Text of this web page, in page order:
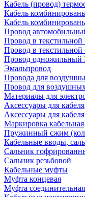
Кабель (провод)
Кабель
Кабель
Провод
Провод в текстильной
Провод в текстильной
Провод одножильный
Эмальпровод
Провода для
Провод для
Материалы для
Аксессуары для кабеля
Аксессуары для кабеля
Маркировка кабельная
Пружинный сжим
Кабельные вводы,
Сальник
Сальник резьбовой
Кабельные муфты
Муфта концевая
Муфта соединительная